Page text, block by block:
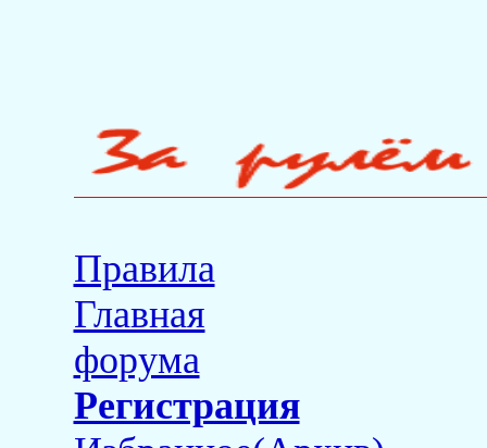
Правила
Главная
форума
Регистрация